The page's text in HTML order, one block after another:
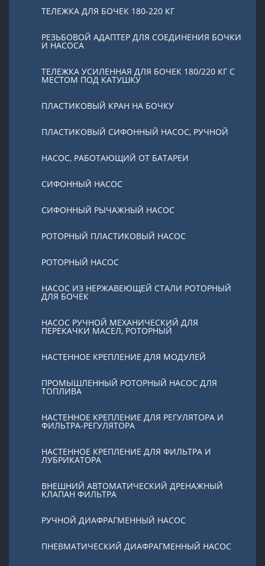
ТЕЛЕЖКА ДЛЯ БОЧЕК 180-220 КГ
РЕЗЬБОВОЙ АДАПТЕР ДЛЯ СОЕДИНЕНИЯ БОЧКИ
И НАСОСА
ТЕЛЕЖКА УСИЛЕННАЯ ДЛЯ БОЧЕК 180/220 КГ С
МЕСТОМ ПОД КАТУШКУ
ПЛАСТИКОВЫЙ КРАН НА БОЧКУ
ПЛАСТИКОВЫЙ СИФОННЫЙ НАСОС, РУЧНОЙ
НАСОС, РАБОТАЮЩИЙ ОТ БАТАРЕИ
СИФОННЫЙ НАСОС
СИФОННЫЙ РЫЧАЖНЫЙ НАСОС
РОТОРНЫЙ ПЛАСТИКОВЫЙ НАСОС
РОТОРНЫЙ НАСОС
НАСОС ИЗ НЕРЖАВЕЮЩЕЙ СТАЛИ РОТОРНЫЙ
ДЛЯ БОЧЕК
НАСОС РУЧНОЙ МЕХАНИЧЕСКИЙ ДЛЯ
ПЕРЕКАЧКИ МАСЕЛ, РОТОРНЫЙ
НАСТЕННОЕ КРЕПЛЕНИЕ ДЛЯ МОДУЛЕЙ
ПРОМЫШЛЕННЫЙ РОТОРНЫЙ НАСОС ДЛЯ
ТОПЛИВА
НАСТЕННОЕ КРЕПЛЕНИЕ ДЛЯ РЕГУЛЯТОРА И
ФИЛЬТРА-РЕГУЛЯТОРА
НАСТЕННОЕ КРЕПЛЕНИЕ ДЛЯ ФИЛЬТРА И
ЛУБРИКАТОРА
ВНЕШНИЙ АВТОМАТИЧЕСКИЙ ДРЕНАЖНЫЙ
КЛАПАН ФИЛЬТРА
РУЧНОЙ ДИАФРАГМЕННЫЙ НАСОС
ПНЕВМАТИЧЕСКИЙ ДИАФРАГМЕННЫЙ НАСОС